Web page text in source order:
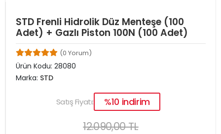
STD Frenli Hidrolik Düz Menteşe (100
Adet) + Gazlı Piston 100N (100 Adet)
(0 Yorum)
Ürün Kodu: 28080
Marka: STD
Satış Fiyatı: %10 indirim
12.090,00 TL